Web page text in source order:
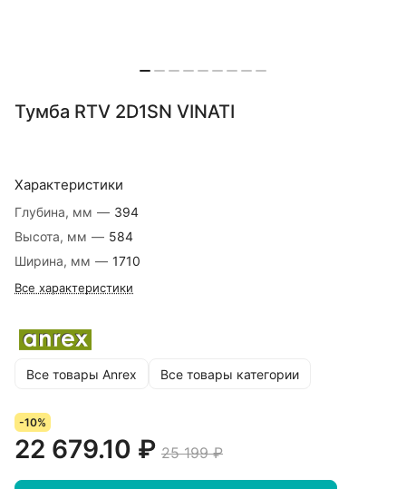
Тумба RTV 2D1SN VINATI
Характеристики
Глубина, мм — 394
Высота, мм — 584
Ширина, мм — 1710
Все характеристики
Все товары Anrex Все товары категории
-10%
22 679.10 ₽ 25 199 ₽